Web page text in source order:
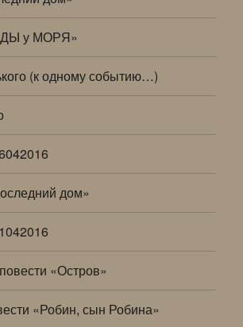
у МОРЯ»
(к одному событию…)
дом»
«Остров»
«Робин, сын Робина»